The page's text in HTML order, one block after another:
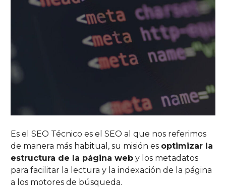
Es el SEO Técnico es el SEO al que nos referimos
de manera más habitual, su misión es optimizar la
estructura de la página web y los metadatos
para facilitar la lectura y la indexación de la página
a los motores de búsqueda.